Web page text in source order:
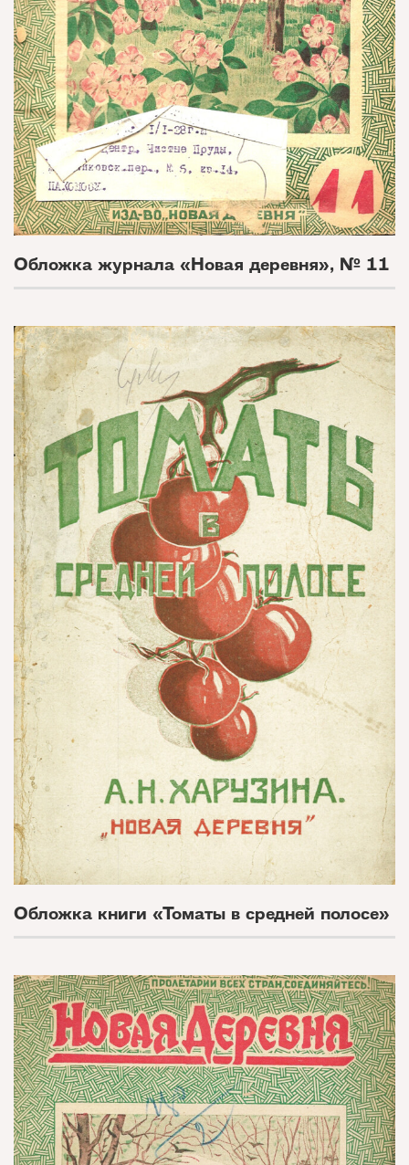
Обложка журнала «Новая деревня», № 11
Обложка книги «Томаты в средней полосе»